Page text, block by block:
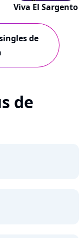
Viva El Sargento
de
de